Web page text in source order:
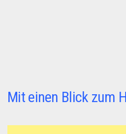
Mit einen Blick zum